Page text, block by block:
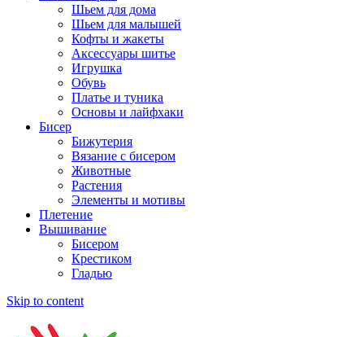
Шьем для дома
Шьем для малышей
Кофты и жакеты
Аксессуары шитье
Игрушка
Обувь
Платье и туника
Основы и лайфхаки
Бисер
Бижутерия
Вязание с бисером
Животные
Растения
Элементы и мотивы
Плетение
Вышивание
Бисером
Крестиком
Гладью
Skip to content